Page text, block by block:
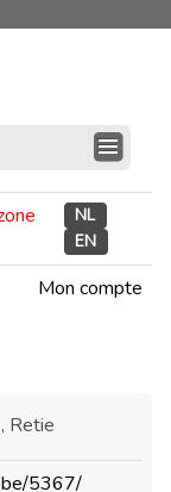
NL
EN
Mon compte
Retie
5367/